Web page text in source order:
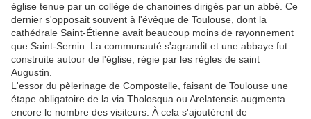
église tenue par un collège de chanoines dirigés par un abbé. Ce
dernier s'opposait souvent à l'évêque de Toulouse, dont la
cathédrale Saint-Étienne avait beaucoup moins de rayonnement
que Saint-Sernin. La communauté s'agrandit et une abbaye fut
construite autour de l'église, régie par les règles de saint
Augustin.
L'essor du pèlerinage de Compostelle, faisant de Toulouse une
étape obligatoire de la via Tholosqua ou Arelatensis augmenta
encore le nombre des visiteurs. À cela s'ajoutèrent de